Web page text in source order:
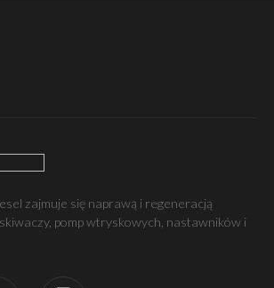
zajmuje się naprawą i regeneracją
pomp wtryskowych, nastawników i